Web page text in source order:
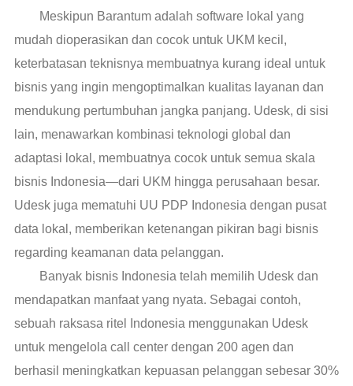
Meskipun Barantum adalah software lokal yang
mudah dioperasikan dan cocok untuk UKM kecil,
keterbatasan teknisnya membuatnya kurang ideal untuk
bisnis yang ingin mengoptimalkan kualitas layanan dan
mendukung pertumbuhan jangka panjang. Udesk, di sisi
lain, menawarkan kombinasi teknologi global dan
adaptasi lokal, membuatnya cocok untuk semua skala
bisnis Indonesia—dari UKM hingga perusahaan besar.
Udesk juga mematuhi UU PDP Indonesia dengan pusat
data lokal, memberikan ketenangan pikiran bagi bisnis
regarding keamanan data pelanggan.
Banyak bisnis Indonesia telah memilih Udesk dan
mendapatkan manfaat yang nyata. Sebagai contoh,
sebuah raksasa ritel Indonesia menggunakan Udesk
untuk mengelola call center dengan 200 agen dan
berhasil meningkatkan kepuasan pelanggan sebesar 30%